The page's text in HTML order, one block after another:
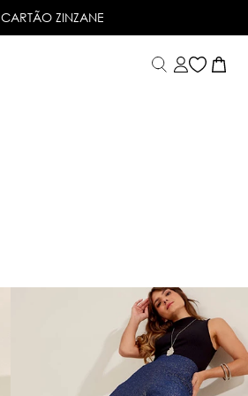
6X SEM JUROSNO CARTÃO DE CRÉDITO
CARTÃO ZINZANE